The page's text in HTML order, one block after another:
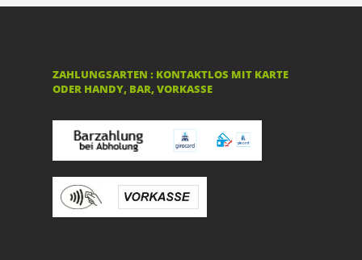
ZAHLUNGSARTEN : KONTAKTLOS MIT KARTE
ODER HANDY, BAR, VORKASSE